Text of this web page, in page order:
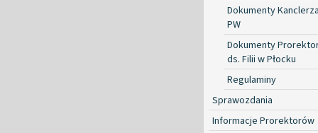
Dokumenty
PW
Dokumenty
ds. Filii w Płocku
Regulaminy
Sprawozdania
Informacje Prorektorów